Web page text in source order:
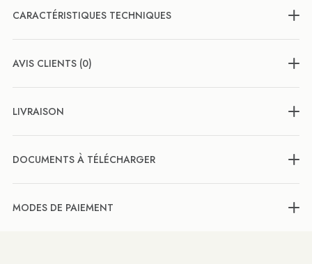
CARACTÉRISTIQUES TECHNIQUES
AVIS CLIENTS (0)
LIVRAISON
DOCUMENTS À TÉLÉCHARGER
MODES DE PAIEMENT